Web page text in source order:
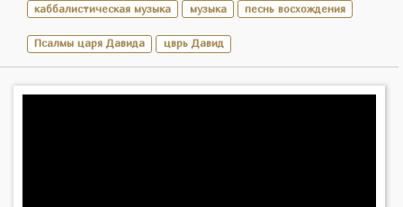
каббалистическая музыка музыка песнь восхождения
Псалмы царя Давида цврь Давид